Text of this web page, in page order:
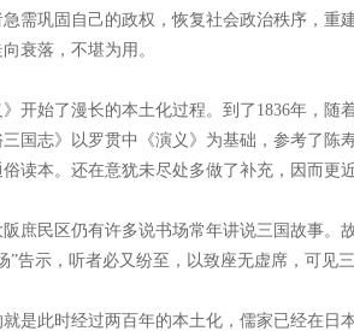
需巩固自己的政权，恢复社会政治秩序，重
衰落，不堪为用。
开始了漫长的本土化过程。到了1836年，随
国志》以罗贯中《演义》为基础，参考了陈
读本。还在意犹未尽处多做了补充，因而更
阪庶民区仍有许多说书场常年讲说三国故事。
”告示，听者必又纷至，以致座无虚席，可见
是此时经过两百年的本土化，儒家已经在日